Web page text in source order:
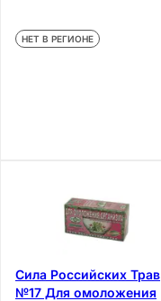
НЕТ В РЕГИОНЕ
Сила Российских Трав
№17 Для омоложения